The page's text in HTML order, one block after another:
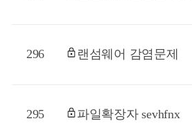
296 랜섬웨어 감염문제
295 파일확장자 sevhfnx